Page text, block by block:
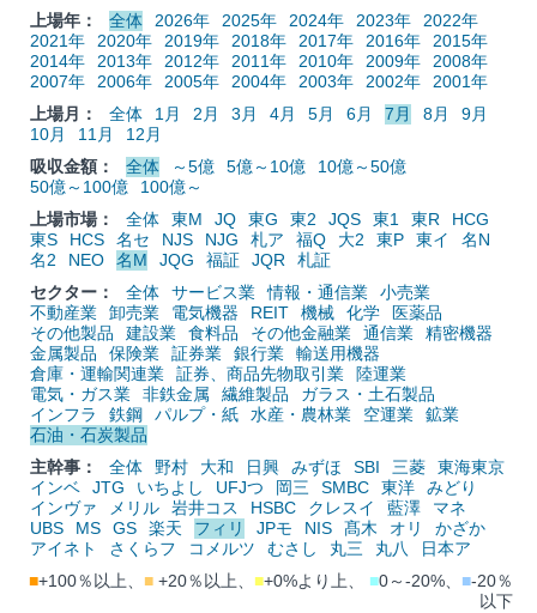
上場年：
全体 2026年 2025年 2024年 2023年
2022年
2021年
2020年 2019年 2018年 2017年 2016年
2015年
2014年
2013年 2012年 2011年 2010年 2009年
2008年
2007年
2006年 2005年 2004年 2003年 2002年
2001年
上場月：
全体 1月 2月 3月 4月 5月 6月 7月 8月
9月
10月
11月
12月
吸収金額：
全体 ～5億 5億～10億
10億～50億
50億～100億
100億～
上場市場：
全体 東M JQ 東G 東2 JQS 東1 東R
HCG
東S
HCS 名セ NJS NJG 札ア 福Q 大2 東P 東イ
名N
名2
NEO 名M JQG 福証 JQR
札証
セクター：
全体 サービス業 情報・通信業
小売業
不動産業
卸売業 電気機器 REIT 機械 化学
医薬品
その他製品
建設業 食料品 その他金融業 通信業
精密機器
金属製品
保険業 証券業 銀行業
輸送用機器
倉庫・運輸関連業
証券、商品先物取引業
陸運業
電気・ガス業
非鉄金属 繊維製品
ガラス・土石製品
インフラ
鉄鋼 パルプ・紙 水産・農林業 空運業
鉱業
石油・石炭製品
主幹事：
全体 野村 大和 日興 みずほ SBI 三菱
東海東京
インベ
JTG いちよし UFJつ 岡三 SMBC 東洋
みどり
インヴァ
メリル 岩井コス HSBC クレスイ 藍澤
マネ
UBS
MS GS 楽天 フィリ JPモ NIS 髙木 オリ
かざか
アイネト
さくらフ コメルツ むさし 丸三 丸八
日本ア
■+100％以上、 ■ +20％以上、 ■+0%より上、 ■0～-20%、 ■-20％
以下